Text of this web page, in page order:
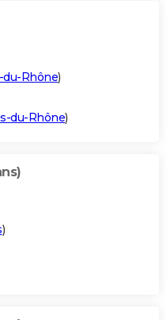
Rhône)
du-Rhône)
)